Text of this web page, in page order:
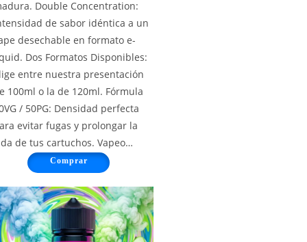
Double Concentration:
de sabor idéntica a un
desechable en formato e-
Dos Formatos Disponibles:
entre nuestra presentación
100ml o la de 120ml. Fórmula
/ 50PG: Densidad perfecta
evitar fugas y prolongar la
de tus cartuchos. Vapeo…
Comprar